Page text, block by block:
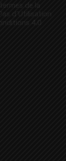
de la
d’Utilisation
4.0